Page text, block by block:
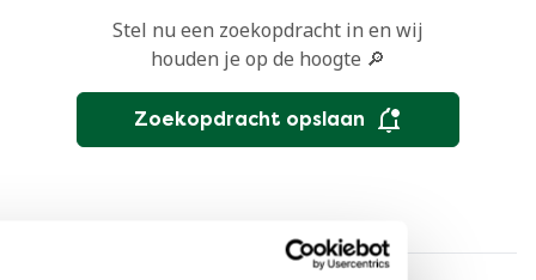
Stel nu een zoekopdracht in en wij
houden je op de hoogte 🔎
Zoekopdracht opslaan